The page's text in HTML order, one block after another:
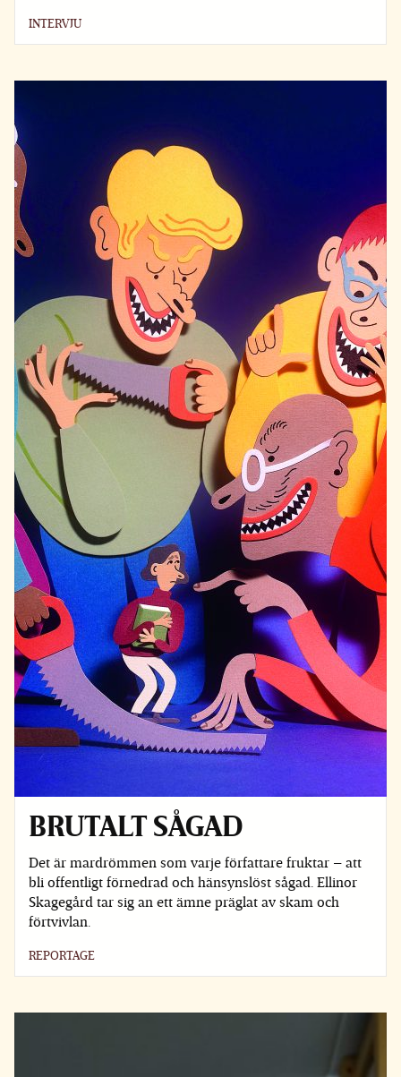
INTERVJU
BRUTALT SÅGAD
Det är mardrömmen som varje författare fruktar – att
bli offentligt förnedrad och hänsynslöst sågad. Ellinor
Skagegård tar sig an ett ämne präglat av skam och
förtvivlan.
REPORTAGE